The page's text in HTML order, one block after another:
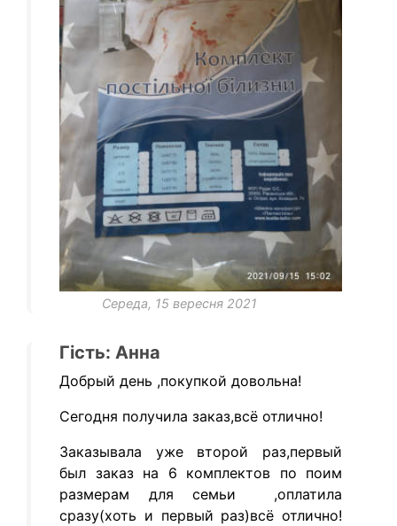
Середа, 15 вересня 2021
Гість: Aнна
Добрый день ,покупкой довольна!
Сегодня получила заказ,всё отлично!
Заказывала уже второй раз,первый
был заказ на 6 комплектов по поим
размерам для семьи ,оплатила
сразу(хоть и первый раз)всё отлично!